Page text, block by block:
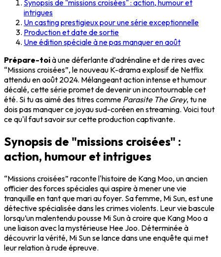
Synopsis de "missions croisées" : action, humour et
intrigues
Un casting prestigieux pour une série exceptionnelle
Production et date de sortie
Une édition spéciale à ne pas manquer en août
Prépare-toià une déferlante d’adrénaline et de rires avec
“Missions croisées”, le nouveau K-drama explosif de Netflix
attendu en août 2024. Mélangeant action intense et humour
décalé, cette série promet de devenir un incontournable cet
été. Si tu as aimé des titres comme Parasite The Grey, tu ne
dois pas manquer ce joyau sud-coréen en streaming. Voici tout
ce qu'il faut savoir sur cette production captivante.
Synopsis de "missions croisées" :
action, humour et intrigues
“Missions croisées” raconte l'histoire de Kang Moo, un ancien
officier des forces spéciales qui aspire à mener une vie
tranquille en tant que mari au foyer. Sa femme, Mi Sun, est une
détective spécialisée dans les crimes violents. Leur vie bascule
lorsqu’un malentendu pousse Mi Sun à croire que Kang Moo a
une liaison avec la mystérieuse Hee Joo. Déterminée à
découvrir la vérité, Mi Sun se lance dans une enquête qui met
leur relation à rude épreuve.